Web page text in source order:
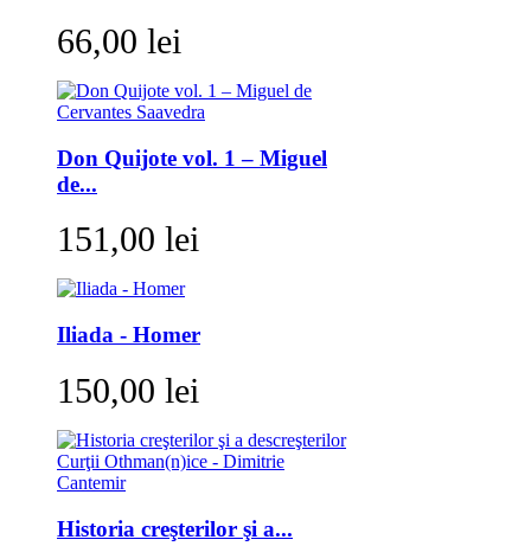
66,00 lei
Don Quijote vol. 1 – Miguel
de...
151,00 lei
Iliada - Homer
150,00 lei
Historia creşterilor şi a...